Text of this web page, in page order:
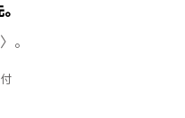
。